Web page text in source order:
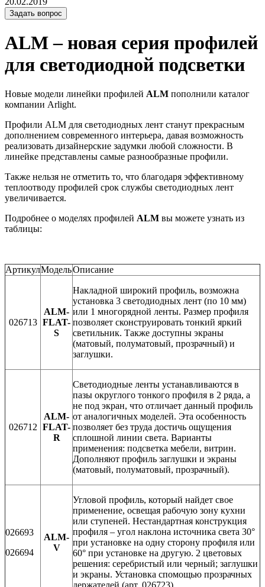
Задать вопрос
ALM – новая серия профилей
для светодиодной подсветки
Новые модели линейки профилей ALM пополнили каталог
компании Arlight.
Профили ALM для светодиодных лент станут прекрасным
дополнением современного интерьера, давая возможность
реализовать дизайнерские задумки любой сложности. В
линейке представлены самые разнообразные профили.
Также нельзя не отметить то, что благодаря эффективному
теплоотводу профилей срок службы светодиодных лент
увеличивается.
Подробнее о моделях профилей ALM вы можете узнать из
таблицы:
АртикулМодельОписание
026713
ALM-
FLAT-
S
Накладной широкий профиль, возможна
установка 3 светодиодных лент (по 10 мм)
или 1 многорядной ленты. Размер профиля
позволяет сконструировать тонкий яркий
светильник. Также доступны экраны
(матовый, полуматовый, прозрачный) и
заглушки.
026712
ALM-
FLAT-
R
Светодиодные ленты устанавливаются в
пазы округлого тонкого профиля в 2 ряда, а
не под экран, что отличает данный профиль
от аналогичных моделей. Эта особенность
позволяет без труда достичь ощущения
сплошной линии света. Варианты
применения: подсветка мебели, витрин.
Дополняют профиль заглушки и экраны
(матовый, полуматовый, прозрачный).
026693
026694
ALM-
V
Угловой профиль, который найдет свое
применение, освещая рабочую зону кухни
или ступеней. Нестандартная конструкция
профиля – угол наклона источника света 30°
при установке на одну сторону профиля или
60° при установке на другую. 2 цветовых
решения: серебристый или черный; заглушки
и экраны. Установка спомощью прозрачных
держателей (арт. 026723).